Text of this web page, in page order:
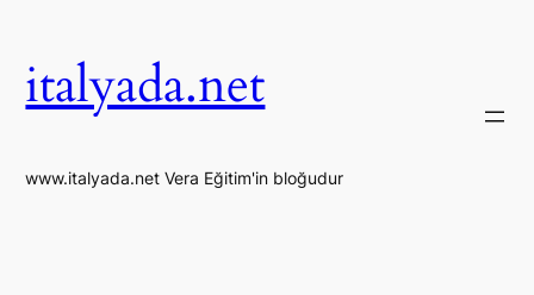
italyada.net
www.italyada.net Vera Eğitim'in bloğudur